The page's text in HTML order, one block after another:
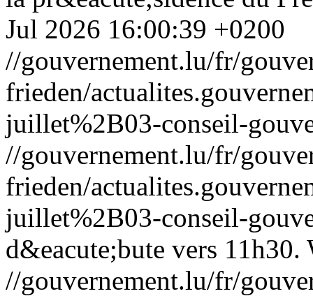
Jul 2026 16:00:39 +0200
//gouvernement.lu/fr/
frieden/
juillet%2B03-conseil-
//gouvernement.lu/fr/
frieden/
juillet%2B03-conseil-
d&eacute;bute vers 11h30.
//gouvernement.lu/fr/